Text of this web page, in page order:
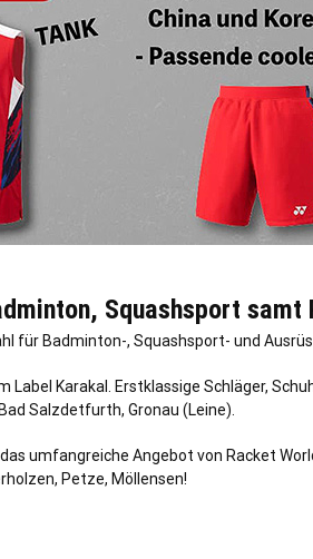
Squashsport samt
für Badminton-, Squashsport- und
Karakal. Erstklassige Schläger,
Salzdetfurth, Gronau (Leine).
umfangreiche Angebot von Racket
Petze, Möllensen!